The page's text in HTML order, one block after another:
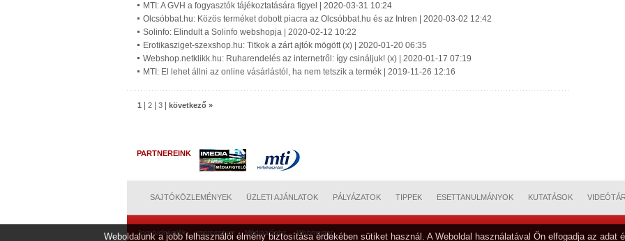
MTI: A GVH a fogyasztók tájékoztatására figyel | 2020-03-31 10:24
Olcsóbbat.hu: Közös terméket dobott piacra az Olcsóbbat.hu és az Intren | 2020-03-02 12:42
Solinfo: Elindult a Solinfo webshopja | 2020-02-12 10:22
Erotikasziget-szexshop.hu: Titkok a zárt ajtók mögött (x) | 2020-01-20 06:35
Webshop.netklikk.hu: Ruharendelés az internetről: így csináljuk! (x) | 2020-01-17 07:19
MTI: El lehet állni az online vásárlástól, ha nem tetszik a termék | 2019-11-26 12:16
1 2 3 következő »
PARTNEREINK
SAJTÓKÖZLEMÉNYEK ÜZLETI AJÁNLATOK PÁLYÁZATOK TIPPEK ESETTANULMÁNYOK KUTATÁSOK VIDEÓTÁR
Jogi tudnivalók Impresszum Médiaajánlat Webmester
Weboldalunk a jobb felhasználói élmény biztosítása érdekében sütiket használ. A Weboldal használatával Ön elfogadja az